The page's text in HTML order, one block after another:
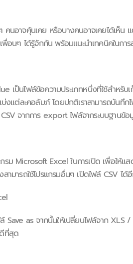
นอาจคุ้นเคย หรือบางคนอาจเคยได้เห็น แ
พื่อนๆ ได้รู้จักกัน พร้อมแนะนำเทคนิคในการ
เป็นไฟล์ข้อความประเภทหนึ่งที่ใช้สำหรับ
งแต่ละคอลัมภ์ โดยปกติเราสามารถบันทึ
จากการ export ไฟล์จากระบบฐานข้
รม Microsoft Excel ในการเปิด เพื่อให้แ
ามารถใช้โปรแกรมอื่นๆ เปิดไฟล์ CSV ได้
Save as จากนั้นให้เปลี่ยนไฟล์จาก XLS
ดีที่สุด